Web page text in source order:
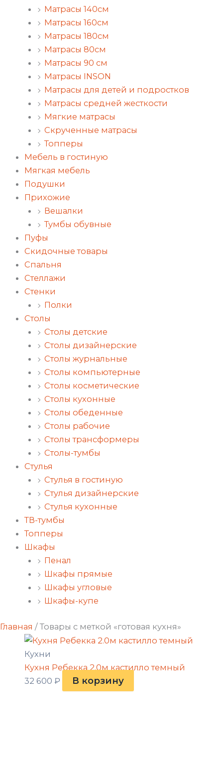
Матрасы 140см
Матрасы 160см
Матрасы 180см
Матрасы 80см
Матрасы 90 см
Матрасы INSON
Матрасы для детей и подростков
Матрасы средней жесткости
Мягкие матрасы
Скрученные матрасы
Топперы
Мебель в гостиную
Мягкая мебель
Подушки
Прихожие
Вешалки
Тумбы обувные
Пуфы
Скидочные товары
Спальня
Стеллажи
Стенки
Полки
Столы
Столы детские
Столы дизайнерские
Столы журнальные
Столы компьютерные
Столы косметические
Столы кухонные
Столы обеденные
Столы рабочие
Столы трансформеры
Столы-тумбы
Стулья
Стулья в гостиную
Стулья дизайнерские
Стулья кухонные
ТВ-тумбы
Топперы
Шкафы
Пенал
Шкафы прямые
Шкафы угловые
Шкафы-купе
Главная / Товары с меткой «готовая кухня»
Кухни
Кухня Ребекка 2.0м кастилло темный
32 600₽ В корзину